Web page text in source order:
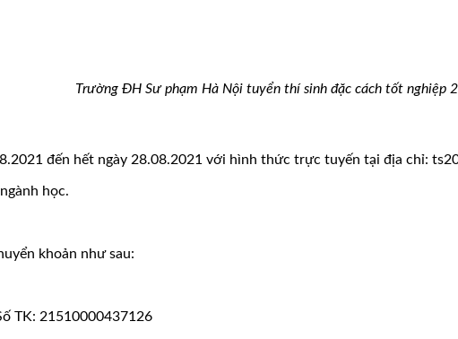
Trường ĐH Sư phạm Hà Nội tuyển thí sinh đặc cách tốt nghiệp
đến hết ngày 28.08.2021 với hình thức trực tuyến tại địa chỉ:
học.
khoản như sau:
TK: 21510000437126